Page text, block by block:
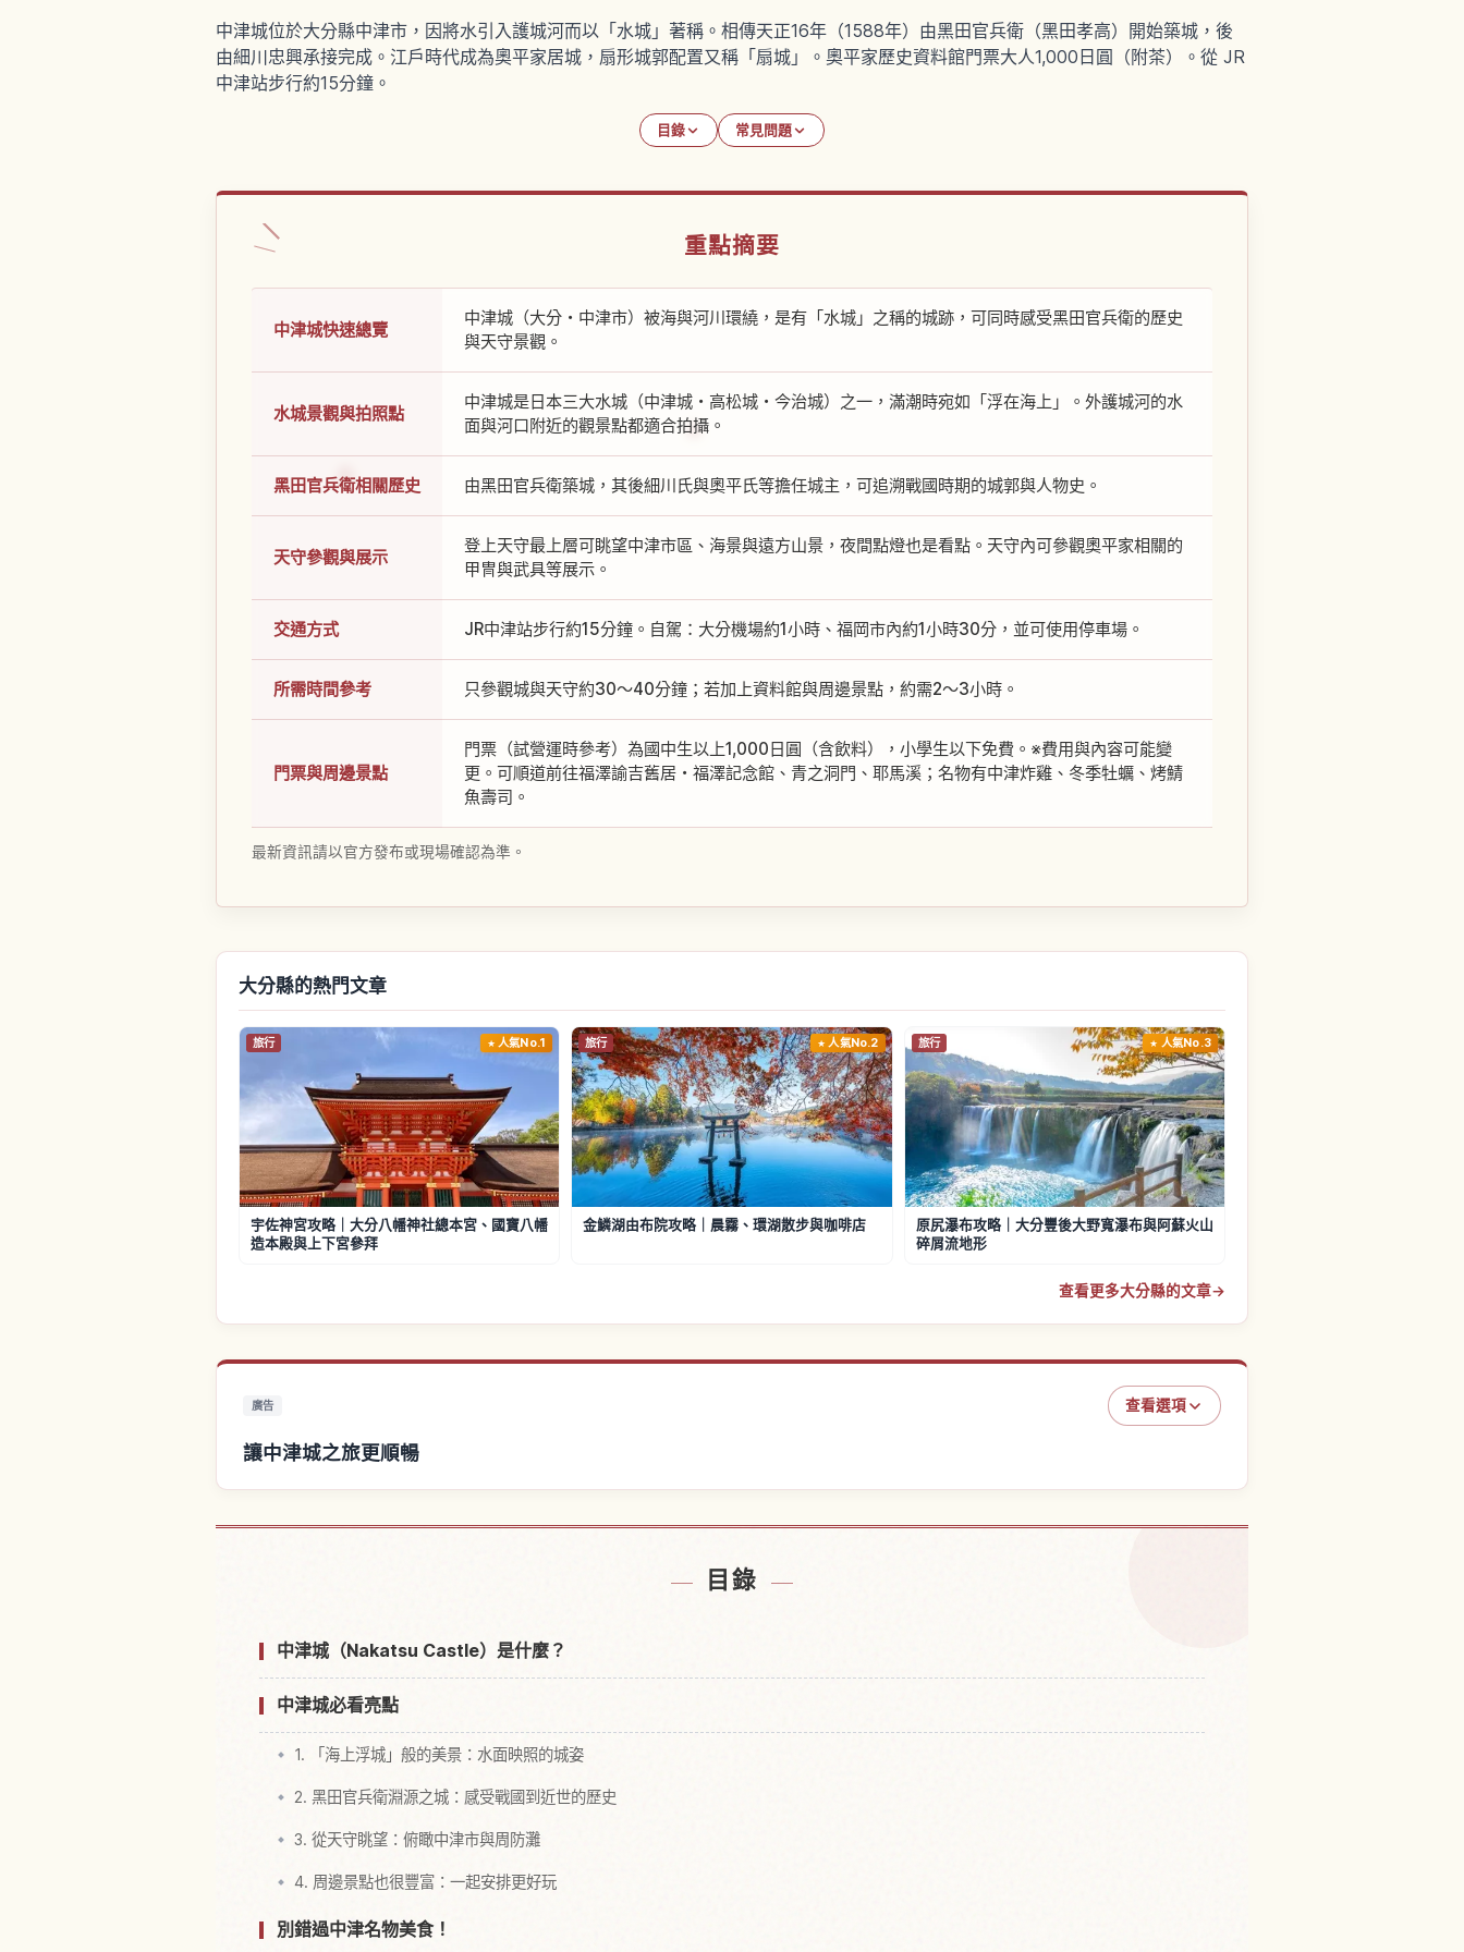
中津城位於大分縣中津市，因將水引入護城河而以「水城」著稱。相傳天正16年（1588年）由黑田官兵衛（黑田孝高）開始築城，後
由細川忠興承接完成。江戶時代成為奧平家居城，扇形城郭配置又稱「扇城」。奧平家歷史資料館門票大人1,000日圓（附茶）。從 JR
中津站步行約15分鐘。
目錄 常見問題
重點摘要
中津城快速總覽
中津城（大分・中津市）被海與河川環繞，是有「水城」之稱的城跡，可同時感受黑田官兵衛的歷史
與天守景觀。
水城景觀與拍照點
中津城是日本三大水城（中津城・高松城・今治城）之一，滿潮時宛如「浮在海上」。外護城河的水
面與河口附近的觀景點都適合拍攝。
黑田官兵衛相關歷史 由黑田官兵衛築城，其後細川氏與奧平氏等擔任城主，可追溯戰國時期的城郭與人物史。
天守參觀與展示
登上天守最上層可眺望中津市區、海景與遠方山景，夜間點燈也是看點。天守內可參觀奧平家相關的
甲冑與武具等展示。
交通方式 JR中津站步行約15分鐘。自駕：大分機場約1小時、福岡市內約1小時30分，並可使用停車場。
所需時間參考 只參觀城與天守約30～40分鐘；若加上資料館與周邊景點，約需2～3小時。
門票與周邊景點
門票（試營運時參考）為國中生以上1,000日圓（含飲料），小學生以下免費。※費用與內容可能變
更。可順道前往福澤諭吉舊居・福澤記念館、青之洞門、耶馬溪；名物有中津炸雞、冬季牡蠣、烤鯖
魚壽司。
最新資訊請以官方發布或現場確認為準。
大分縣的熱門文章
旅行 人氣No.1
宇佐神宮攻略｜大分八幡神社總本宮、國寶八幡
造本殿與上下宮參拜
旅行 人氣No.2
金鱗湖由布院攻略｜晨霧、環湖散步與咖啡店
旅行 人氣No.3
原尻瀑布攻略｜大分豐後大野寬瀑布與阿蘇火山
碎屑流地形
查看更多大分縣的文章→
廣告 查看選項
讓中津城之旅更順暢
目錄
中津城（Nakatsu Castle）是什麼？
中津城必看亮點
1. 「海上浮城」般的美景：水面映照的城姿
2. 黑田官兵衛淵源之城：感受戰國到近世的歷史
3. 從天守眺望：俯瞰中津市與周防灘
4. 周邊景點也很豐富：一起安排更好玩
別錯過中津名物美食！